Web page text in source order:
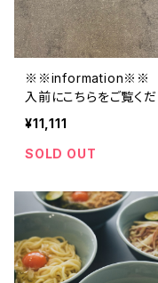
※※information※※
入前にこちらをご覧く
い。
¥11,111
SOLD OUT